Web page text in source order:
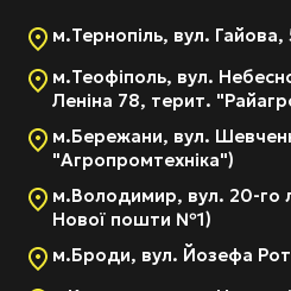
м.Тернопіль, вул. Гайова,
м.Теофіполь, вул.
Леніна 78, терит.
м.Бережани, вул.
"Агропромтехніка")
м.Володимир, вул. 20-го
Нової пошти №1)
м.Броди, вул. Йозефа